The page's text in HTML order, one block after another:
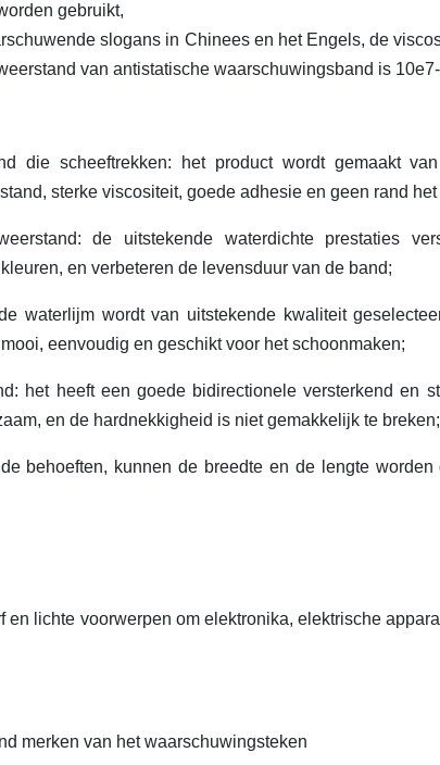
gebruikt,
slogans in Chinees en het Engels, de
van antistatische waarschuwingsband is
die scheeftrekken: het product wordt gemaakt
sterke viscositeit, goede adhesie en geen rand
de uitstekende waterdichte prestaties
en verbeteren de levensduur van de band;
waterlijm wordt van uitstekende kwaliteit
eenvoudig en geschikt voor het schoonmaken;
het heeft een goede bidirectionele versterkend en
en de hardnekkigheid is niet gemakkelijk te breken;
behoeften, kunnen de breedte en de lengte
lichte voorwerpen om elektronika, elektrische
merken van het waarschuwingsteken